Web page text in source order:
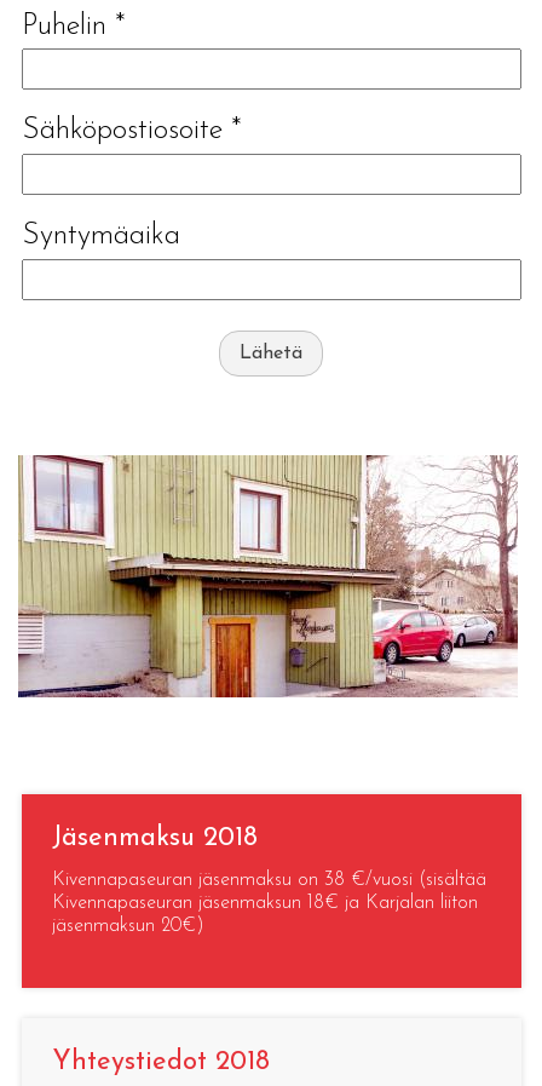
Puhelin *
Sähköpostiosoite *
Syntymäaika
Lähetä
Jäsenmaksu 2018
Kivennapaseuran jäsenmaksu on 38 €/vuosi (sisältää
Kivennapaseuran jäsenmaksun 18€ ja Karjalan liiton
jäsenmaksun 20€)
Yhteystiedot 2018